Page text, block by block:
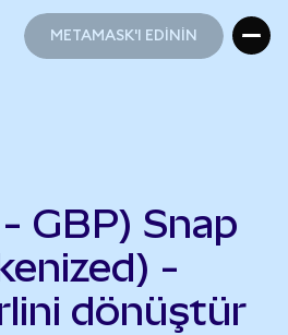
METAMASK'I EDİNİN
GBP) Snap
-
dönüştür